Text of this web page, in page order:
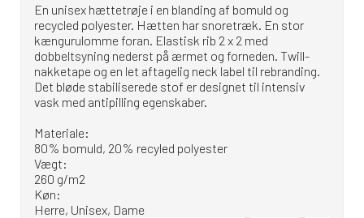
En unisex hættetrøje i en blanding af bomuld og
recycled polyester. Hætten har snoretræk. En stor
kængurulomme foran. Elastisk rib 2 x 2 med
dobbeltsyning nederst på ærmet og forneden. Twill-
nakketape og en let aftagelig neck label til rebranding.
Det bløde stabiliserede stof er designet til intensiv
vask med antipilling egenskaber.
Materiale:
80% bomuld, 20% recyled polyester
Vægt:
260 g/m2
Køn:
Herre, Unisex, Dame